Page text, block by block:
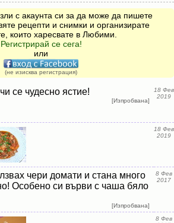
с акаунта си за да може да пишете
рецепти и снимки и организирате
които харесвате в Любими.
Регистрирай се сега!
или
(не изисква регистрация)
се чудесно ястие!
[Изпробвана]
18 Фев
2019
18 Фев
2019
чери домати и стана много
Особено си върви с чаша бяло
[Изпробвана]
8 Фев
2017
8 Фев